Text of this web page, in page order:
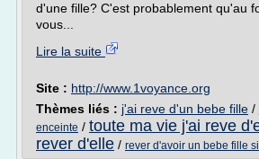
d'une fille? C'est probablement qu'au
vous...
Lire la suite
Site : http://www.1voyance.org
Thèmes liés : j'ai reve d'un bebe fille /
enceinte / toute ma vie j'ai reve
rever d'elle / rever d'avoir un bebe fille